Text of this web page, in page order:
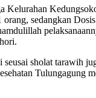
Kelurahan
sedangkan
seusai sholat tarawih
Tulungagung